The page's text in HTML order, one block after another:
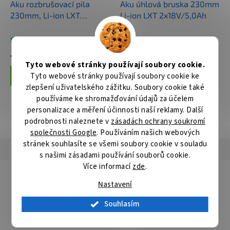
Tyto webové stránky používají soubory cookie.
Tyto webové stránky používají soubory cookie ke
zlepšení uživatelského zážitku. Soubory cookie také
používáme ke shromažďování údajů za účelem
personalizace a měření účinnosti naší reklamy. Další
podrobnosti naleznete v zásadách ochrany soukromí
společnosti Google. Používáním našich webových
stránek souhlasíte se všemi soubory cookie v souladu
s našimi zásadami používání souborů cookie.
Více informacízde.
Nastavení
Souhlasím
Aku rozbrušovací pila
230mm, Li-ion LXT
Skladem
14 576 Kč
Do košíku
Aku úhlová bruska 230mm
Li-ion LXT 2x18V/5,0Ah
Skladem
Do košíku
ZOBRAZIT VŠECHNY SOUVISEJÍCÍ PRODUKTY
Popis Hodnocení Diskuze
kotouč pro zpracování cihel, přírodního a umělého kamene,
břidlice, mramoru, barevných kovů. Vysoký řezný výkon s